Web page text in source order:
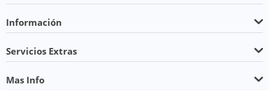
Información
Servicios Extras
Mas Info